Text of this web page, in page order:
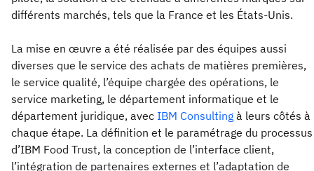
différents marchés, tels que la France et les États-Unis.
La mise en œuvre a été réalisée par des équipes aussi
diverses que le service des achats de matières premières,
le service qualité, l’équipe chargée des opérations, le
service marketing, le département informatique et le
département juridique, avec IBM Consulting à leurs côtés à
chaque étape. La définition et le paramétrage du processus
d’IBM Food Trust, la conception de l’interface client,
l’intégration de partenaires externes et l’adaptation de